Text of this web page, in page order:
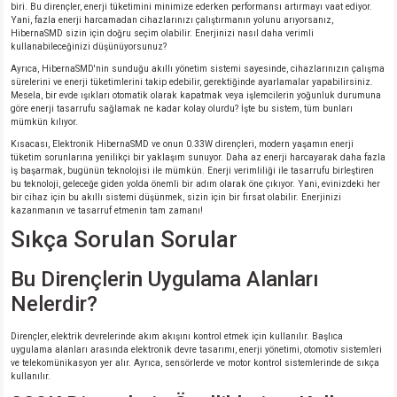
MARKA)
biri. Bu dirençler, enerji tüketimini minimize ederken performansı artırmayı vaat ediyor.
Yani, fazla enerji harcamadan cihazlarınızı çalıştırmanın yolunu arıyorsanız,
HibernaSMD sizin için doğru seçim olabilir. Enerjinizi nasıl daha verimli
kullanabileceğinizi düşünüyorsunuz?
Ayrıca, HibernaSMD'nin sunduğu akıllı yönetim sistemi sayesinde, cihazlarınızın çalışma
sürelerini ve enerji tüketimlerini takip edebilir, gerektiğinde ayarlamalar yapabilirsiniz.
Mesela, bir evde ışıkları otomatik olarak kapatmak veya işlemcilerin yoğunluk durumuna
göre enerji tasarrufu sağlamak ne kadar kolay olurdu? İşte bu sistem, tüm bunları
mümkün kılıyor.
Kısacası, Elektronik HibernaSMD ve onun 0.33W dirençleri, modern yaşamın enerji
tüketim sorunlarına yenilikçi bir yaklaşım sunuyor. Daha az enerji harcayarak daha fazla
iş başarmak, bugünün teknolojisi ile mümkün. Enerji verimliliği ile tasarrufu birleştiren
bu teknoloji, geleceğe giden yolda önemli bir adım olarak öne çıkıyor. Yani, evinizdeki her
bir cihaz için bu akıllı sistemi düşünmek, sizin için bir fırsat olabilir. Enerjinizi
kazanmanın ve tasarruf etmenin tam zamanı!
Sıkça Sorulan Sorular
Bu Dirençlerin Uygulama Alanları
Nelerdir?
Dirençler, elektrik devrelerinde akım akışını kontrol etmek için kullanılır. Başlıca
uygulama alanları arasında elektronik devre tasarımı, enerji yönetimi, otomotiv sistemleri
ve telekomünikasyon yer alır. Ayrıca, sensörlerde ve motor kontrol sistemlerinde de sıkça
kullanılır.